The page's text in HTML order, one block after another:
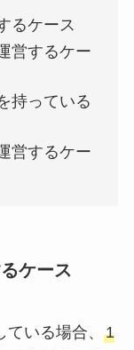
るケース
営するケー
持っている
営するケー
ケース
いる場合、 1